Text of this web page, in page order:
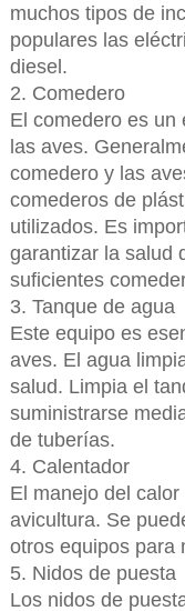
muchos tipos de
populares las
diesel.
2. Comedero
El comedero es un
las aves.
comedero y las
comederos de
utilizados. Es
garantizar la salud
suficientes
3. Tanque de agua
Este equipo es
aves. El agua
salud. Limpia el
suministrarse
de tuberías.
4. Calentador
El manejo del
avicultura. Se
otros equipos para
5. Nidos de puesta
Los nidos de